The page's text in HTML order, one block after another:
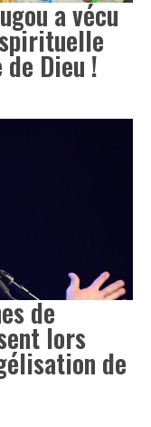
a vécu
Dieu !
de
lors
de